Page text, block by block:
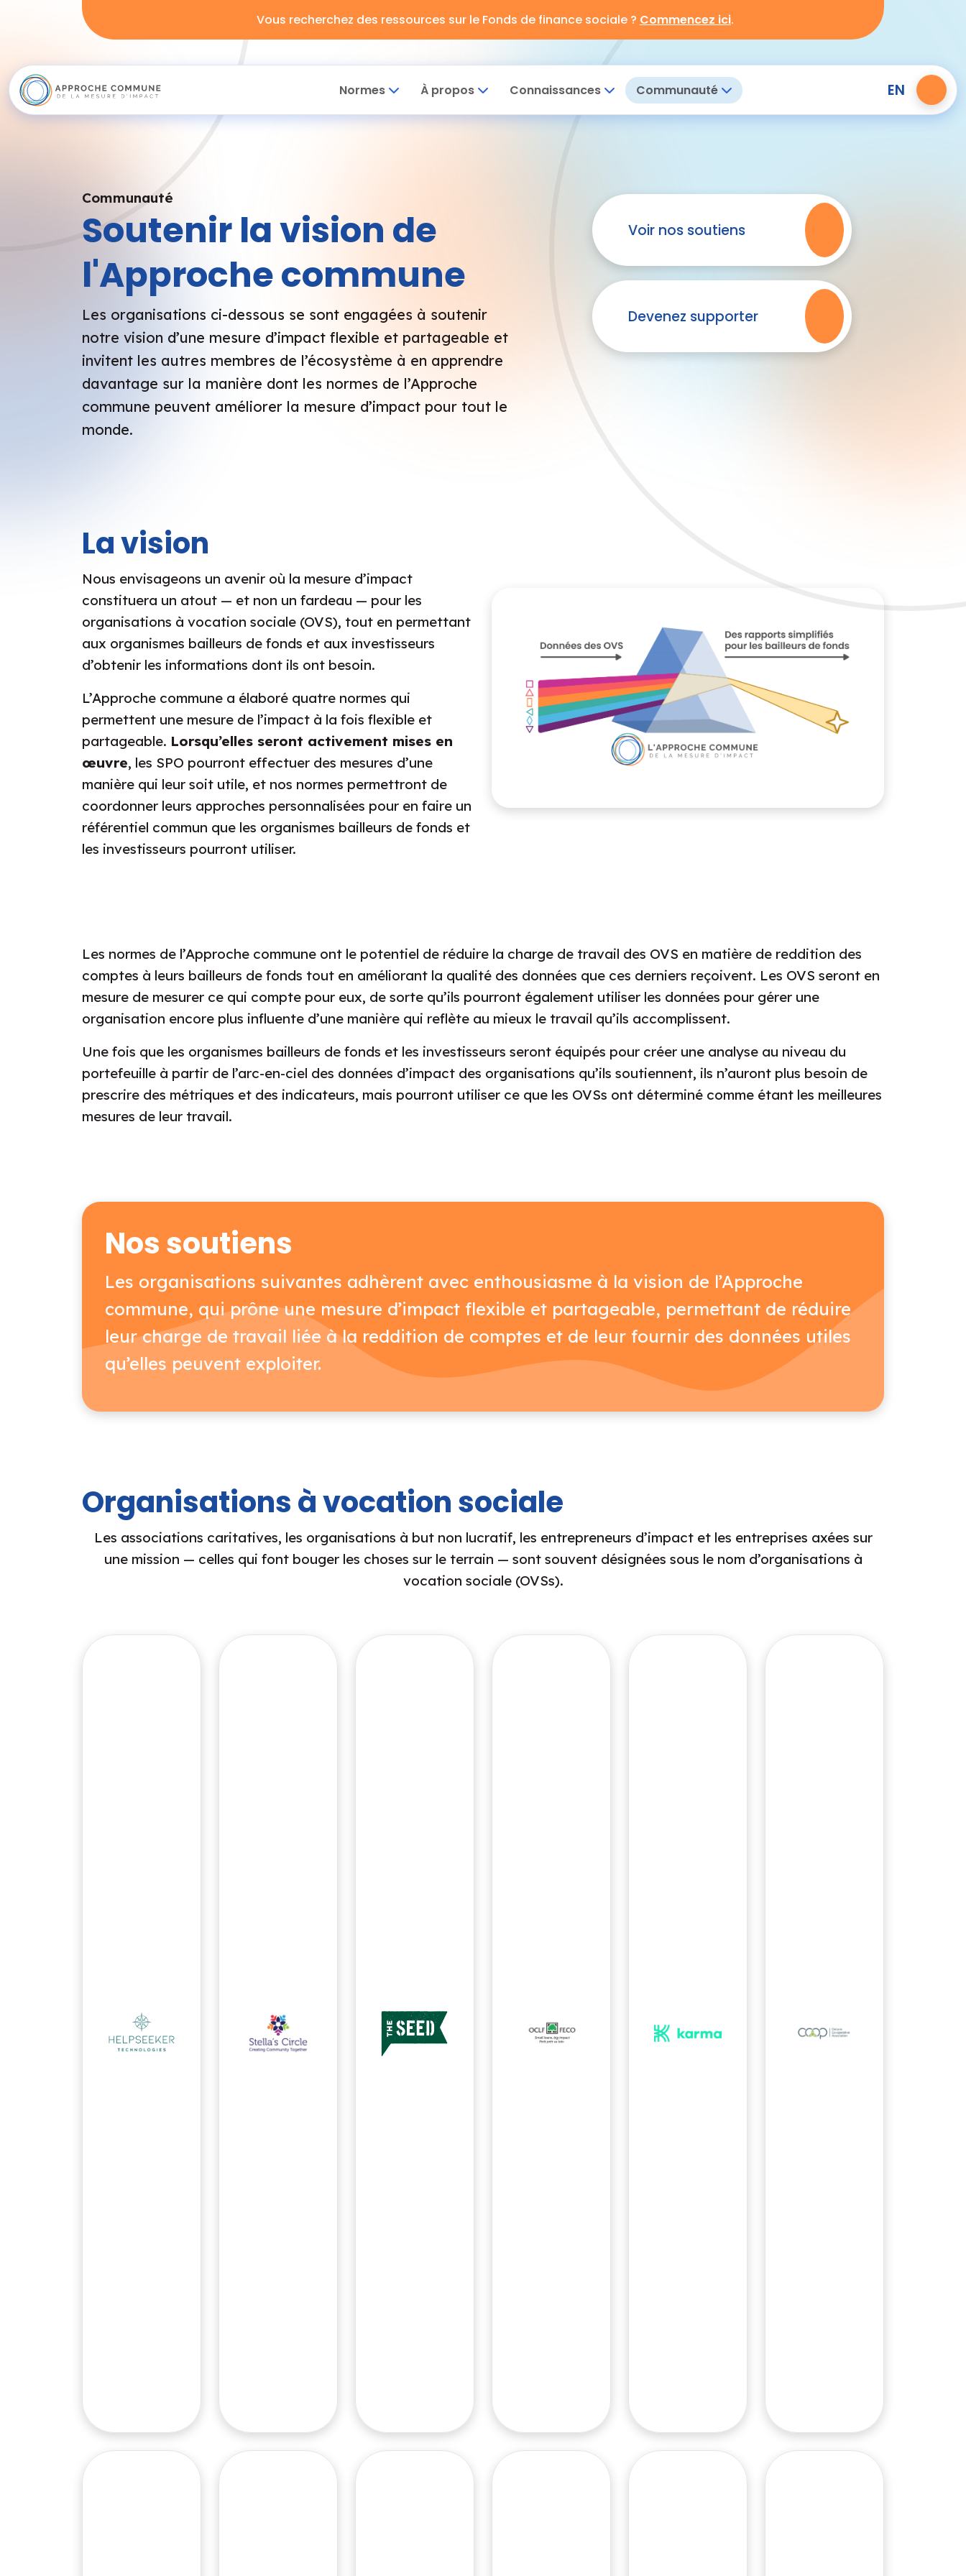
Vous recherchez des ressources sur le Fonds de finance sociale ? Commencez ici.
Normes À propos Connaissances Communauté EN
Communauté
Soutenir la vision de
l'Approche commune
Les organisations ci-dessous se sont engagées à soutenir
notre vision d’une mesure d’impact flexible et partageable et
invitent les autres membres de l’écosystème à en apprendre
davantage sur la manière dont les normes de l’Approche
commune peuvent améliorer la mesure d’impact pour tout le
monde.
Voir nos soutiens
Devenez supporter
La vision
Nous envisageons un avenir où la mesure d’impact
constituera un atout — et non un fardeau — pour les
organisations à vocation sociale (OVS), tout en permettant
aux organismes bailleurs de fonds et aux investisseurs
d’obtenir les informations dont ils ont besoin.
L’Approche commune a élaboré quatre normes qui
permettent une mesure de l’impact à la fois flexible et
partageable. Lorsqu’elles seront activement mises en
œuvre, les SPO pourront effectuer des mesures d’une
manière qui leur soit utile, et nos normes permettront de
coordonner leurs approches personnalisées pour en faire un
référentiel commun que les organismes bailleurs de fonds et
les investisseurs pourront utiliser.
Les normes de l’Approche commune ont le potentiel de réduire la charge de travail des OVS en matière de reddition des
comptes à leurs bailleurs de fonds tout en améliorant la qualité des données que ces derniers reçoivent. Les OVS seront en
mesure de mesurer ce qui compte pour eux, de sorte qu’ils pourront également utiliser les données pour gérer une
organisation encore plus influente d’une manière qui reflète au mieux le travail qu’ils accomplissent.
Une fois que les organismes bailleurs de fonds et les investisseurs seront équipés pour créer une analyse au niveau du
portefeuille à partir de l’arc-en-ciel des données d’impact des organisations qu’ils soutiennent, ils n’auront plus besoin de
prescrire des métriques et des indicateurs, mais pourront utiliser ce que les OVSs ont déterminé comme étant les meilleures
mesures de leur travail.
Nos soutiens
Les organisations suivantes adhèrent avec enthousiasme à la vision de l’Approche
commune, qui prône une mesure d’impact flexible et partageable, permettant de réduire
leur charge de travail liée à la reddition de comptes et de leur fournir des données utiles
qu’elles peuvent exploiter.
Organisations à vocation sociale
Les associations caritatives, les organisations à but non lucratif, les entrepreneurs d’impact et les entreprises axées sur
une mission — celles qui font bouger les choses sur le terrain — sont souvent désignées sous le nom d’organisations à
vocation sociale (OVSs).